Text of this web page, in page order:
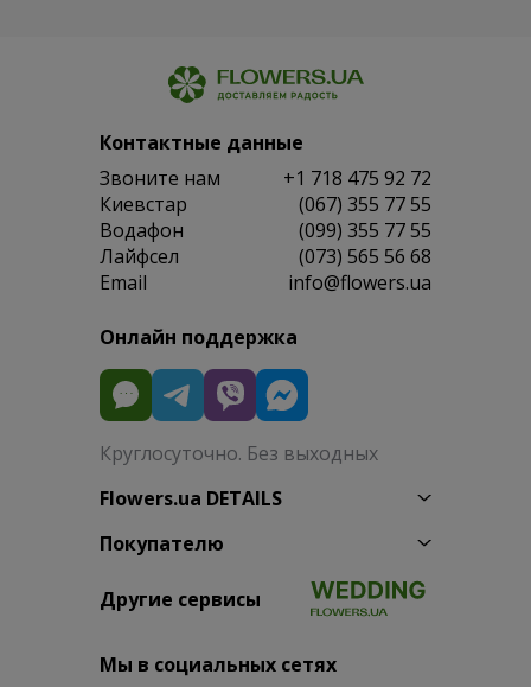
Контактные данные
Звоните нам
+1 718 475 92 72
Киевстар
(067) 355 77 55
Водафон
(099) 355 77 55
Лайфсел
(073) 565 56 68
Email
info@flowers.ua
Онлайн поддержка
Круглосуточно. Без выходных
Flowers.ua DETAILS
Покупателю
Другие сервисы
Мы в социальных сетях